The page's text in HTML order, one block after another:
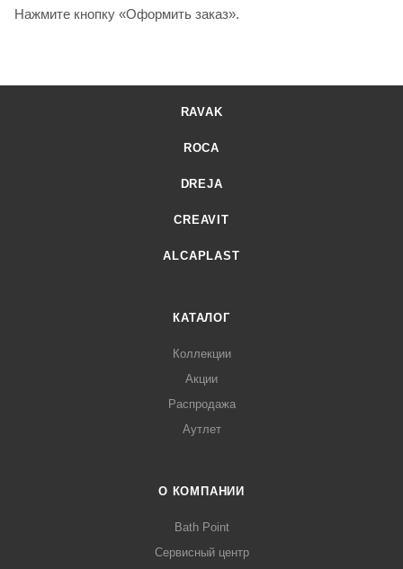
Нажмите кнопку «Оформить заказ».
RAVAK
ROCA
DREJA
CREAVIT
ALCAPLAST
КАТАЛОГ
Коллекции
Акции
Распродажа
Аутлет
О КОМПАНИИ
Bath Point
Сервисный центр